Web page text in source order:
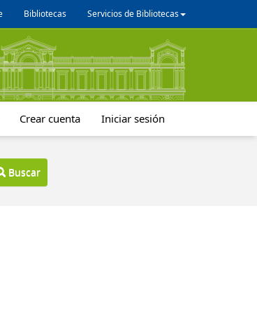
Bibliotecas Servicios de Bibliotecas
Crear cuenta Iniciar sesión
Buscar